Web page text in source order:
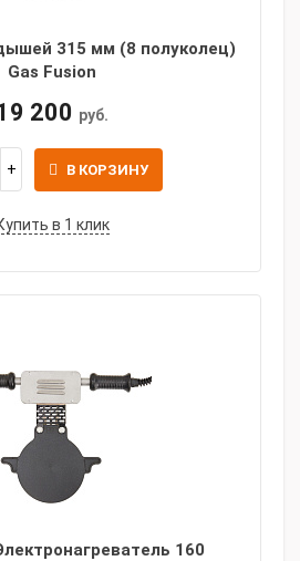
315 мм (8 полуколец)
Gas Fusion
200 руб.
В КОРЗИНУ
в 1 клик
160